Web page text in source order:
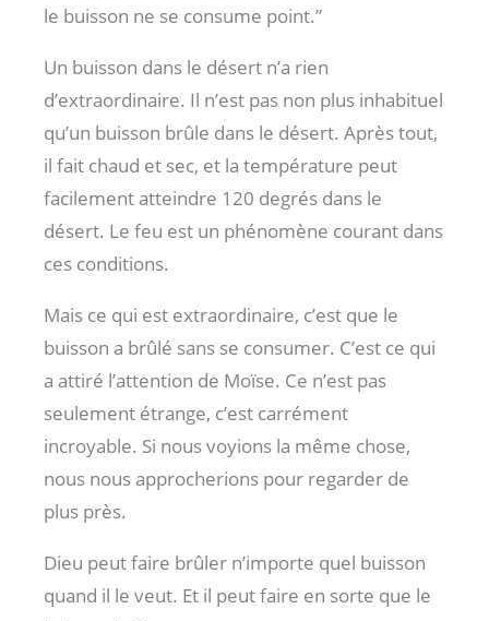
le buisson ne se consume point.”
Un buisson dans le désert n’a rien
d’extraordinaire. Il n’est pas non plus inhabituel
qu’un buisson brûle dans le désert. Après tout,
il fait chaud et sec, et la température peut
facilement atteindre 120 degrés dans le
désert. Le feu est un phénomène courant dans
ces conditions.
Mais ce qui est extraordinaire, c’est que le
buisson a brûlé sans se consumer. C’est ce qui
a attiré l’attention de Moïse. Ce n’est pas
seulement étrange, c’est carrément
incroyable. Si nous voyions la même chose,
nous nous approcherions pour regarder de
plus près.
Dieu peut faire brûler n’importe quel buisson
quand il le veut. Et il peut faire en sorte que le